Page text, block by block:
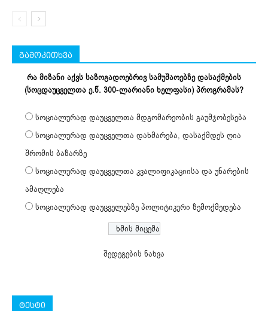
გამოკითხვა
რა მიზანი აქვს საზოგადოებრივ სამუშაოებზე დასაქმების
(სოცდაუცველთა ე.წ. 300-ლარიანი ხელფასი) პროგრამას?
სოციალურად დაუცველთა მდგომარეობის გაუმჯობესება
სოციალურად დაუცველთა დახმარება, დასაქმდეს ღია
შრომის ბაზარზე
სოციალურად დაუცველთა კვალიფიკაციისა და უნარების
ამაღლება
სოციალურად დაუცველებზე პოლიტიკური ზემოქმედება
შედეგების ნახვა
ტესტი